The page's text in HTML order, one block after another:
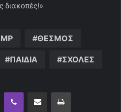
διακοπές!»
ΘΕΣΜΟΣ
ΠΑΙΔΙΑ ΣΧΟΛΕΣ
WhatsAppViber Κοινοποίηση μέσω ηλεκτρονικού ταχυδρομείουΕκτύπωση